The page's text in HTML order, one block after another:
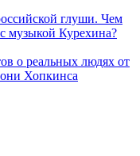
глуши. Чем
музыкой Курехина?
о реальных людях от
Хопкинса